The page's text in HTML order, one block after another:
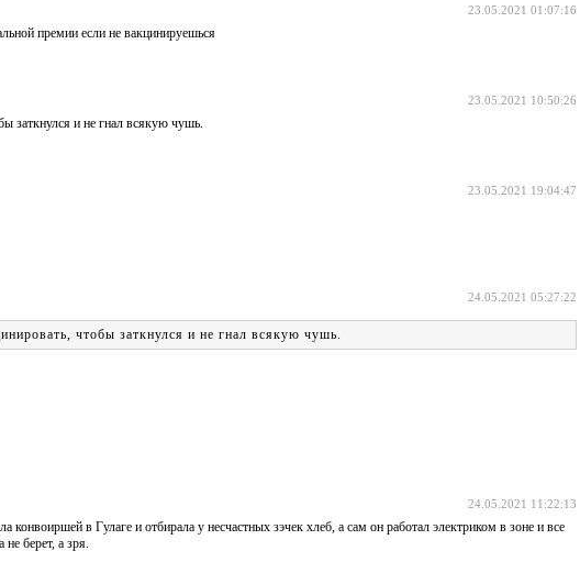
23.05.2021 01:07:16
премии если не вакцинируешься
23.05.2021 10:50:26
заткнулся и не гнал всякую чушь.
23.05.2021 19:04:47
24.05.2021 05:27:22
чтобы заткнулся и не гнал всякую чушь.
24.05.2021 11:22:13
в Гулаге и отбирала у несчастных зэчек хлеб, а сам он работал электриком в зоне и все
берет, а зря.